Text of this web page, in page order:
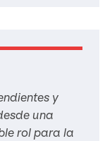
y
una
rol para la